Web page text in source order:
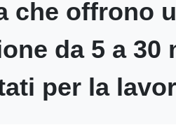
che offrono
da 5 a 30
per la